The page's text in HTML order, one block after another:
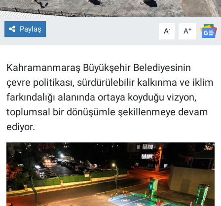
Paylaş A- A+
Kahramanmaraş Büyükşehir Belediyesinin
çevre politikası, sürdürülebilir kalkınma ve iklim
farkındalığı alanında ortaya koyduğu vizyon,
toplumsal bir dönüşümle şekillenmeye devam
ediyor.
ASAYİŞ
HABERDE İNSAN
EĞİTİM
BİLİM VE TEKNOLOJİ
Güvenlik
Bölge